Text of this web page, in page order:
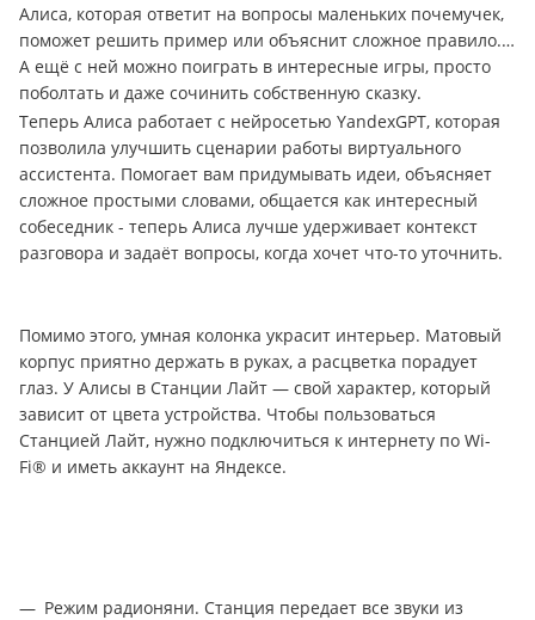
Алиса, которая ответит на вопросы маленьких почемучек,
поможет решить пример или объяснит сложное правило.
А ещё с ней можно поиграть в интересные игры, просто
поболтать и даже сочинить собственную сказку.
Теперь Алиса работает с нейросетью YandexGPT, которая
позволила улучшить сценарии работы виртуального
ассистента. Помогает вам придумывать идеи, объясняет
сложное простыми словами, общается как интересный
собеседник - теперь Алиса лучше удерживает контекст
разговора и задаёт вопросы, когда хочет что-то уточнить.
Помимо этого, умная колонка украсит интерьер. Матовый
корпус приятно держать в руках, а расцветка порадует
глаз. У Алисы в Станции Лайт — свой характер, который
зависит от цвета устройства. Чтобы пользоваться
Станцией Лайт, нужно подключиться к интернету по Wi-
Fi® и иметь аккаунт на Яндексе.
Режим радионяни. Станция передает все звуки из